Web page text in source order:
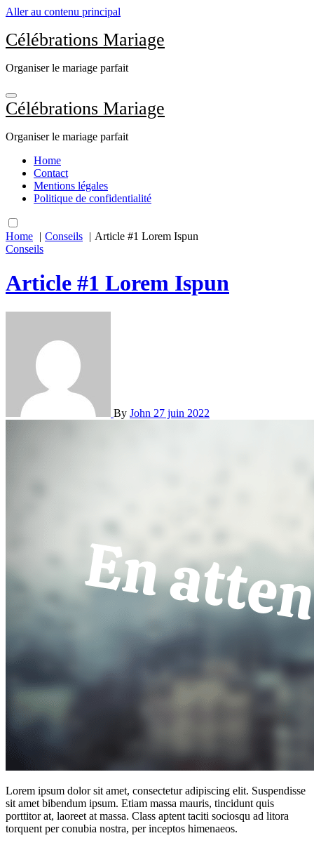
Aller au contenu principal
Célébrations Mariage
Organiser le mariage parfait
Célébrations Mariage
Organiser le mariage parfait
Home
Contact
Mentions légales
Politique de confidentialité
Home Conseils
Article #1 Lorem Ispun
Conseils
Article #1 Lorem Ispun
By John 27 juin 2022
Lorem ipsum dolor sit amet, consectetur adipiscing elit. Suspendisse
sit amet bibendum ipsum. Etiam massa mauris, tincidunt quis
porttitor at, laoreet at massa. Class aptent taciti sociosqu ad litora
torquent per conubia nostra, per inceptos himenaeos.